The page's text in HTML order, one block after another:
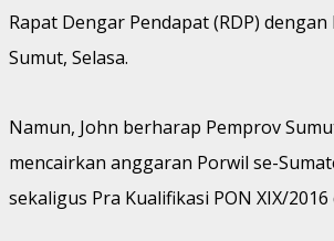
Rapat Dengar Pendapat (RDP) dengan
Sumut, Selasa.
Namun, John berharap Pemprov
mencairkan anggaran Porwil se-
sekaligus Pra Kualifikasi PON XIX/2016